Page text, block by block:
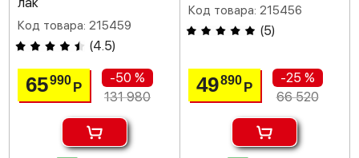
Код товара: 215459
(4.5)
65990Р
-50 %
131 980
Код товара: 215456
(5)
49890 Р
-25 %
66 520